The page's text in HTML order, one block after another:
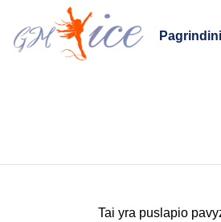
Tai yra puslapio